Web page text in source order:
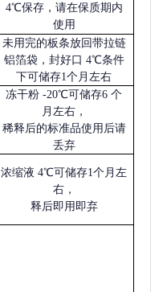
4℃保存，请在保质期内
使用
未用完的板条放回带拉链
铝箔袋，封好口 4℃条件
下可储存1个月左右
冻干粉 -20℃可储存6 个
月左右，
稀释后的标准品使用后请
丢弃
浓缩液 4℃可储存1个月左
右，
释后即用即弃